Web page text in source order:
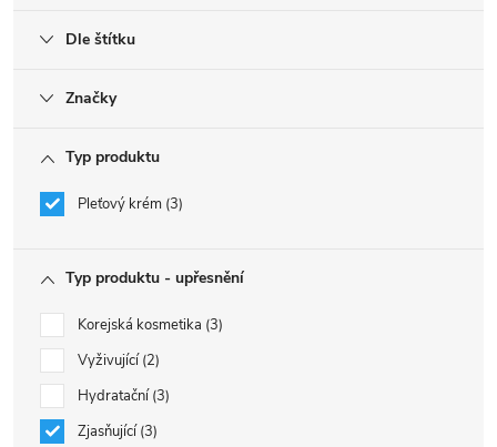
Dle štítku
Značky
Typ produktu
Pleťový krém 3
Typ produktu - upřesnění
Korejská kosmetika 3
Vyživující 2
Hydratační 3
Zjasňující 3